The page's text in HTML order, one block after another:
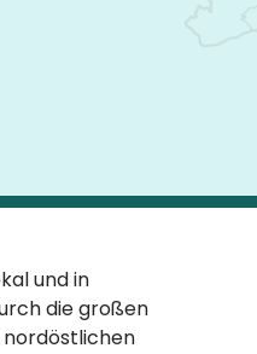
und in
die großen